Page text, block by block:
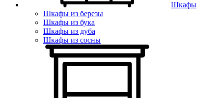
Шкафы
Шкафы из березы
Шкафы из бука
Шкафы из дуба
Шкафы из сосны